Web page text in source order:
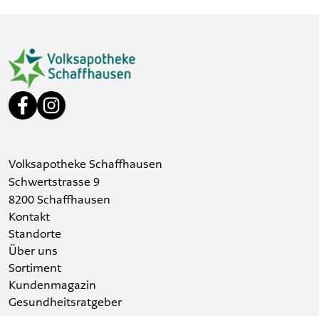
Volksapotheke Schaffhausen
Schwertstrasse 9
8200 Schaffhausen
Kontakt
Standorte
Über uns
Sortiment
Kundenmagazin
Gesundheitsratgeber